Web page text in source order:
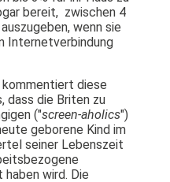
bereit, zwischen 4
wenn sie
Internetverbindung
kommentiert diese
dass die Briten zu
("screen-aholics")
geborene Kind im
seiner Lebenszeit
wird. Die